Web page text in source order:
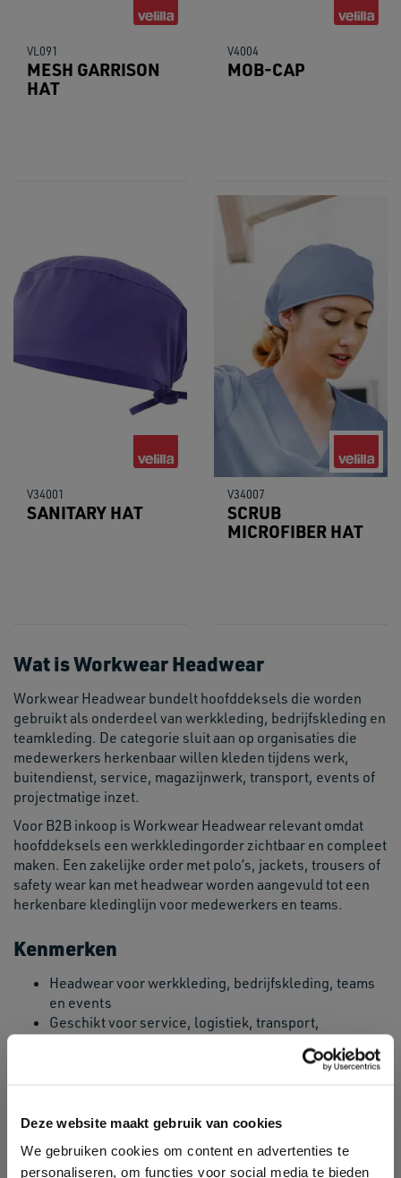
Deze website maakt gebruik van cookies
We gebruiken cookies om content en advertenties te
personaliseren, om functies voor social media te bieden
VL091
MESH GARRISON
HAT
V4004
MOB-CAP
V34001
SANITARY HAT
V34007
SCRUB
MICROFIBER HAT
Wat is Workwear Headwear
Workwear Headwear bundelt hoofddeksels die worden
gebruikt als onderdeel van werkkleding, bedrijfskleding en
teamkleding. De categorie sluit aan op organisaties die
medewerkers herkenbaar willen kleden tijdens werk,
buitendienst, service, magazijnwerk, transport, events of
projectmatige inzet.
Voor B2B inkoop is Workwear Headwear relevant omdat
hoofddeksels een werkkledingorder zichtbaar en compleet
maken. Een zakelijke order met polo’s, jackets, trousers of
safety wear kan met headwear worden aangevuld tot een
herkenbare kledinglijn voor medewerkers en teams.
Kenmerken
Headwear voor werkkleding, bedrijfskleding, teams
en events
Geschikt voor service, logistiek, transport,
Praktisch als aanvulling op workwear, jackets, polo’s
Headwear, Workwear en Corporate Wear
personalisatie, afhankelijk van materiaal, model en